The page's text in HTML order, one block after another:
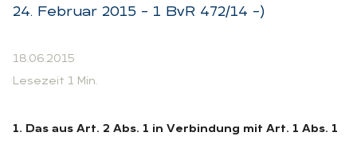
24. Februar 2015 – 1 BvR 472/14 –)
18.06.2015
Lesezeit 1 Min.
1. Das aus Art. 2 Abs. 1 in Verbindung mit Art. 1 Abs. 1